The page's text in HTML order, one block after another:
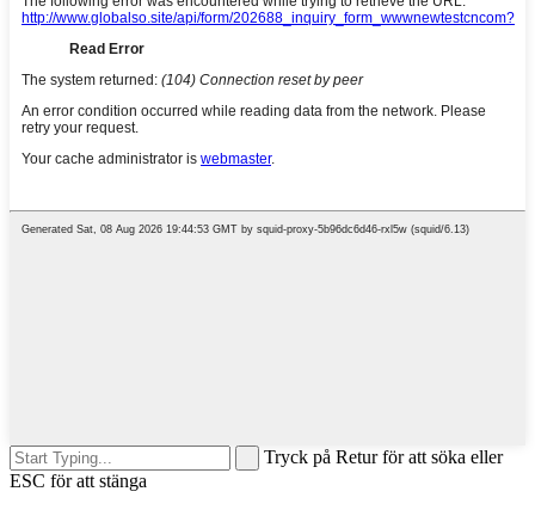
Tryck på Retur för att söka eller
ESC för att stänga